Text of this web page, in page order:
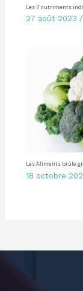
Les 7 nutriments
27 août 2023 /
Les Aliments brûle
18 octobre